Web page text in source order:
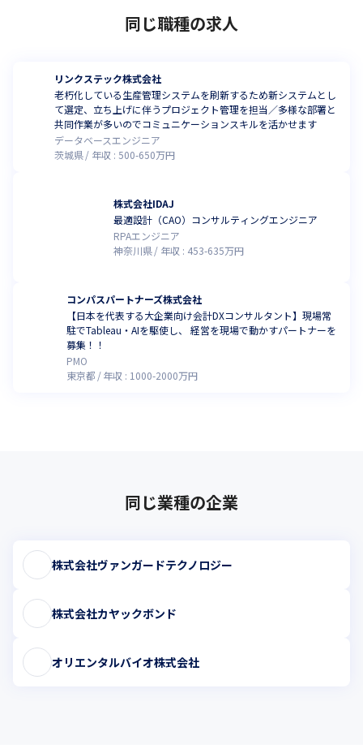
同じ職種の求人
リンクステック株式会社
老朽化している生産管理システムを刷新するため新システムとし
て選定、立ち上げに伴うプロジェクト管理を担当／多様な部署と
共同作業が多いのでコミュニケーションスキルを活かせます
データベースエンジニア
茨城県
年収 : 500-650万円
株式会社IDAJ
最適設計（CAO）コンサルティングエンジニア
RPAエンジニア
神奈川県
年収 : 453-635万円
コンパスパートナーズ株式会社
【日本を代表する大企業向け会計DXコンサルタント】現場常
駐でTableau・AIを駆使し、 経営を現場で動かすパートナーを
募集！！
PMO
東京都
年収 : 1000-2000万円
同じ業種の企業
株式会社ヴァンガードテクノロジー
株式会社カヤックボンド
オリエンタルバイオ株式会社